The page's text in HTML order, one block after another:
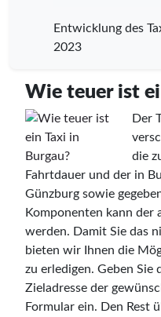
Entwicklung des
2023
Wie teuer ist
Der
die
Fahrtdauer und der in
Günzburg sowie
Komponenten kann der
werden. Damit Sie das
bieten wir Ihnen die
zu erledigen. Geben
Zieladresse der
Formular ein. Den Rest